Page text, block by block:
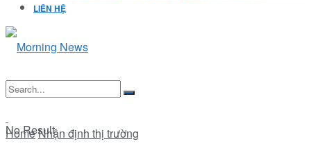
LIÊN HỆ
No Result
HomeNhận định thị trường